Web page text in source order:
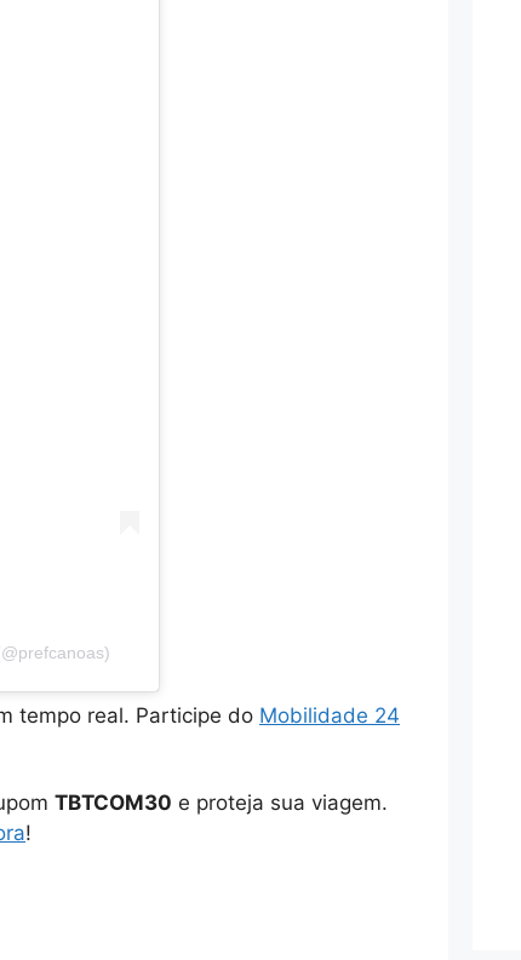
tempo real. Participe do Mobilidade 24
TBTCOM30 e proteja sua viagem.
!